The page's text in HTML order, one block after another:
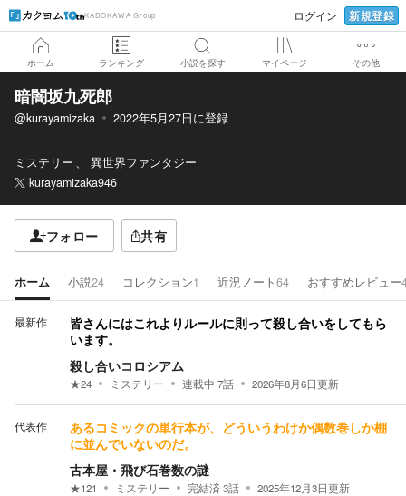
KADOKAWA Group ログイン 新規登録
ホーム ランキング 小説を探す マイページ その他
暗闇坂九死郎
@kurayamizaka 2022年5月27日に登録
ミステリー
異世界ファンタジー
kurayamizaka946
フォロー 共有
ホーム 小説24 コレクション1 近況ノート64 おすすめレビュー
最新作
皆さんにはこれよりルールに則って殺し合いをしてもら
います。
殺し合いコロシアム
★24 ミステリー 連載中 7話 2026年8月6日更新
代表作
あるコミックの単行本が、どういうわけか偶数巻しか棚
に並んでいないのだ。
古本屋・飛び石巻数の謎
★121 ミステリー 完結済3話 2025年12月3日更新